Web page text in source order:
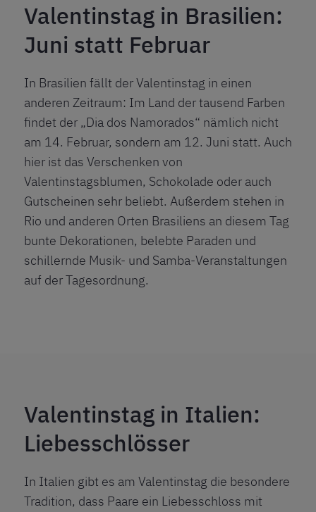
Valentinstag in Brasilien:
Juni statt Februar
In Brasilien fällt der Valentinstag in einen
anderen Zeitraum: Im Land der tausend Farben
findet der „Dia dos Namorados“ nämlich nicht
am 14. Februar, sondern am 12. Juni statt. Auch
hier ist das Verschenken von
Valentinstagsblumen, Schokolade oder auch
Gutscheinen sehr beliebt. Außerdem stehen in
Rio und anderen Orten Brasiliens an diesem Tag
bunte Dekorationen, belebte Paraden und
schillernde Musik- und Samba-Veranstaltungen
auf der Tagesordnung.
Valentinstag in Italien:
Liebesschlösser
In Italien gibt es am Valentinstag die besondere
Tradition, dass Paare ein Liebesschloss mit